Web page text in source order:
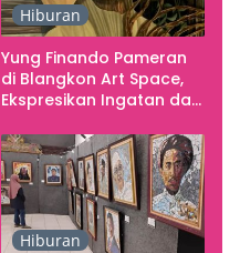
Hiburan
Yung Finando Pameran
di Blangkon Art Space,
Ekspresikan Ingatan dan
Hiburan